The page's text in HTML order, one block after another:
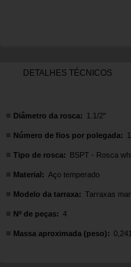
DETALHES TÉCNICOS
Diâmetro da rosca: 1.1/2"
Número de fios por polegada:
Tipo de rosca: BSPT - Rosca
Material: Aço temperado
Modelo da tarraxa: Tarraxas
Nº de peças: 4
Massa aproximada (peso):